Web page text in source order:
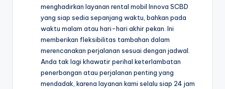
menghadirkan layanan rental mobil Innova SCBD
yang siap sedia sepanjang waktu, bahkan pada
waktu malam atau hari-hari akhir pekan. Ini
memberikan fleksibilitas tambahan dalam
merencanakan perjalanan sesuai dengan jadwal.
Anda tak lagi khawatir perihal keterlambatan
penerbangan atau perjalanan penting yang
mendadak, karena layanan kami selalu siap 24 jam